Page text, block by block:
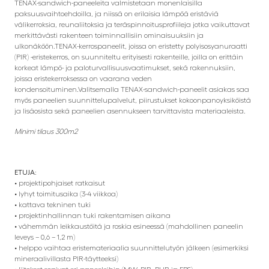
TENAX-sandwich-paneeleita valmistetaan monenlaisilla
paksuusvaihtoehdoilla, ja niissä on erilaisia ​​lämpöä eristäviä
välikerroksia, reunaliitoksia ja teräspinnoitusprofiileja jotka vaikuttavat
merkittävästi rakenteen toiminnallisiin ominaisuuksiin ja
ulkonäköön.TENAX-kerrospaneelit, joissa on eristetty polyisosyanuraatti
(PIR) -eristekerros, on suunniteltu erityisesti rakenteille, joilla on erittäin
korkeat lämpö- ja paloturvallisuusvaatimukset, sekä rakennuksiin,
joissa eristekerroksessa on vaarana veden
kondensoituminen.Valitsemalla TENAX-sandwich-paneelit asiakas saa
myös paneelien suunnittelupalvelut, piirustukset kokoonpanoyksiköistä
ja lisäosista sekä paneelien asennukseen tarvittavista materiaaleista.
Minimi tilaus 300m2
ETUJA:
• projektipohjaiset ratkaisut
• lyhyt toimitusaika (3-4 viikkoa)
• kattava tekninen tuki
• projektinhallinnan tuki rakentamisen aikana
• vähemmän leikkaustöitä ja roskia esineessä (mahdollinen paneelin
leveys – 0,6 – 1,2 m)
• helppo vaihtaa eristemateriaalia suunnittelutyön jälkeen (esimerkiksi
mineraalivillasta PIR-täytteeksi)